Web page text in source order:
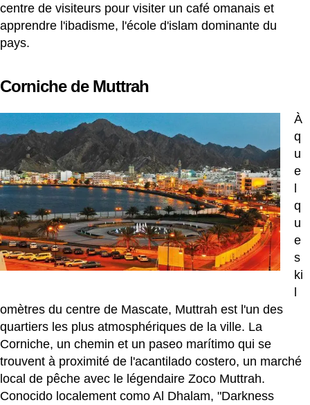
centre de visiteurs pour visiter un café omanais et
apprendre l'ibadisme, l'école d'islam dominante du
pays.
Corniche de Muttrah
À
q
u
e
l
q
u
e
s
ki
l
omètres du centre de Mascate, Muttrah est l'un des
quartiers les plus atmosphériques de la ville. La
Corniche, un chemin et un paseo marítimo qui se
trouvent à proximité de l'acantilado costero, un marché
local de pêche avec le légendaire Zoco Muttrah.
Conocido localement como Al Dhalam, "Darkness